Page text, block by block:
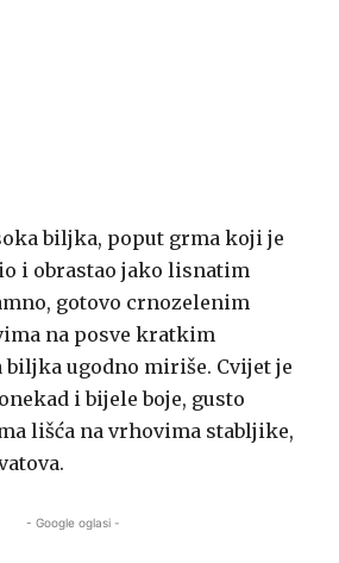
biljka, poput grma koji je
i obrastao jako lisnatim
gotovo crnozelenim
na posve kratkim
biljka ugodno miriše. Cvijet je
i bijele boje, gusto
lišća na vrhovima stabljike,
- Google oglasi -